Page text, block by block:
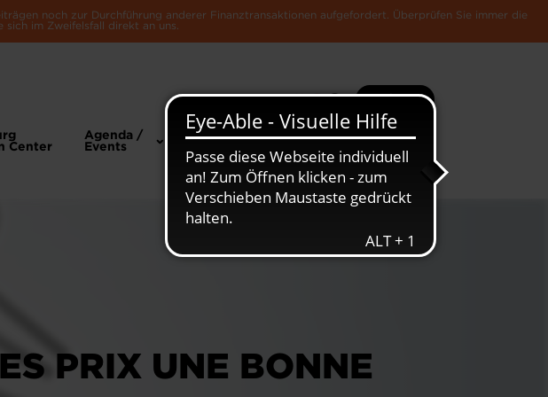
noch zur Durchführung anderer Finanztransaktionen aufgefordert. Überprüfen Sie immer die
sich im Zweifelsfall direkt an uns.
Suche Mehr
Center
Agenda /
Events
News &
Die Luxemburger
PRIX UNE BONNE